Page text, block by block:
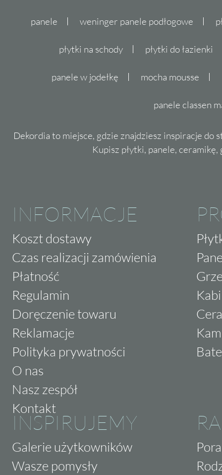
panele weninger panele podłogowe
płytki na schody płytki do łazienki
panele w jodełkę mocha mousse
panele classen
Dekordia to miejsce, gdzie znajdziesz inspiracje do
Kupisz płytki, panele,
INFORMACJE
Koszt dostawy
Czas realizacji zamówienia
Płatność
Regulamin
Doręczenie towaru
Reklamacje
Polityka prywatności
O nas
Nasz zespół
Kontakt
INSPIRUJEMY
Galerie użytkowników
Wasze pomysły